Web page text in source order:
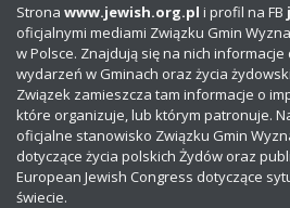
Strona www.jewish.org.pl i profil na FB
oficjalnymi mediami Związku Gmin
w Polsce. Znajdują się na nich
wydarzeń w Gminach oraz życia
Związek zamieszcza tam informacje o
które organizuje, lub którym patronuje.
oficjalne stanowisko Związku Gmin
dotyczące życia polskich Żydów oraz
European Jewish Congress dotyczące
świecie.